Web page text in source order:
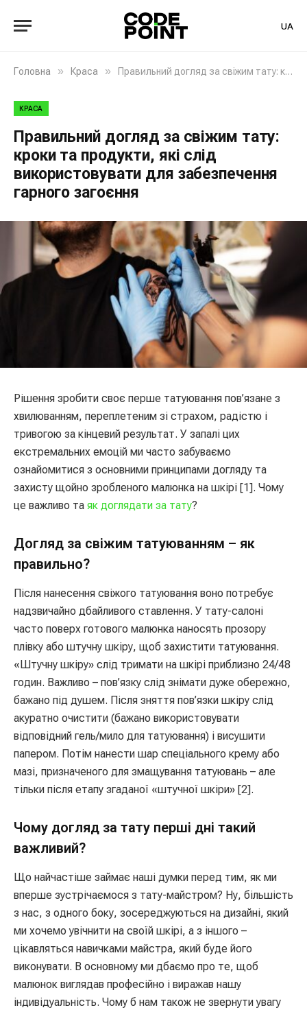
UA
Головна » Краса » Правильний догляд за свіжим тату: кроки та продукти, які слід використовувати для забезпечення гарного загоєння
КРАСА
Правильний догляд за свіжим тату:
кроки та продукти, які слід
використовувати для забезпечення
гарного загоєння
Рішення зробити своє перше татуювання пов’язане з
хвилюванням, переплетеним зі страхом, радістю і
тривогою за кінцевий результат. У запалі цих
екстремальних емоцій ми часто забуваємо
ознайомитися з основними принципами догляду та
захисту щойно зробленого малюнка на шкірі [1]. Чому
це важливо та як доглядати за тату?
Догляд за свіжим татуюванням – як
правильно?
Після нанесення свіжого татуювання воно потребує
надзвичайно дбайливого ставлення. У тату-салоні
часто поверх готового малюнка наносять прозору
плівку або штучну шкіру, щоб захистити татуювання.
«Штучну шкіру» слід тримати на шкірі приблизно 24/48
годин. Важливо – пов’язку слід знімати дуже обережно,
бажано під душем. Після зняття пов’язки шкіру слід
акуратно очистити (бажано використовувати
відповідний гель/мило для татуювання) і висушити
папером. Потім нанести шар спеціального крему або
мазі, призначеного для змащування татуювань – але
тільки після етапу згаданої «штучної шкіри» [2].
Чому догляд за тату перші дні такий
важливий?
Що найчастіше займає наші думки перед тим, як ми
вперше зустрічаємося з тату-майстром? Ну, більшість
з нас, з одного боку, зосереджуються на дизайні, який
ми хочемо увічнити на своїй шкірі, а з іншого –
цікавляться навичками майстра, який буде його
виконувати. В основному ми дбаємо про те, щоб
малюнок виглядав професійно і виражав нашу
індивідуальність. Чому б нам також не звернути увагу